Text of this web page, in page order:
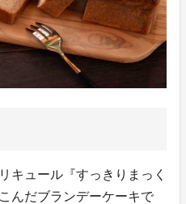
キュール『すっきりまっく
んだブランデーケーキで